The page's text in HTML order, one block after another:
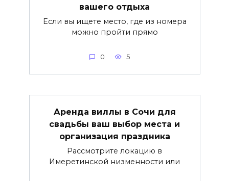
вашего отдыха
Если вы ищете место, где из номера
можно пройти прямо
0 5
Аренда виллы в Сочи для
свадьбы ваш выбор места и
организация праздника
Рассмотрите локацию в
Имеретинской низменности или